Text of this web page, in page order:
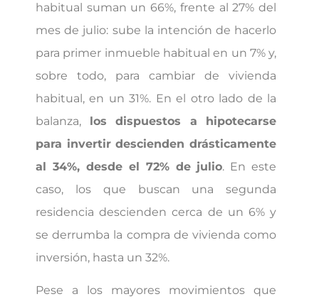
habitual suman un 66%, frente al 27% del
mes de julio: sube la intención de hacerlo
para primer inmueble habitual en un 7% y,
sobre todo, para cambiar de vivienda
habitual, en un 31%. En el otro lado de la
balanza, los dispuestos a hipotecarse
para invertir descienden drásticamente
al 34%, desde el 72% de julio. En este
caso, los que buscan una segunda
residencia descienden cerca de un 6% y
se derrumba la compra de vivienda como
inversión, hasta un 32%.
Pese a los mayores movimientos que